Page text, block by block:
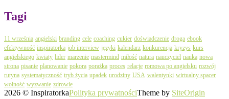
Tagi
11 września angielski branding cele coaching cukier doświadczenie droga ebook
efektywność inspiratorka job interview języki kalendarz konkurencja kryzys kurs
angielskiego kwiaty lider marzenie mastermind miłość natura nauczyciel nauka nowa
strona pisanie planowanie pokora porażka proces relacje romowa po angielsku rozwój
rutyna systematyczność tryb życia upadek urodziny USA walentynki wirtualny spacer
wolność wyzwanie zdrowie
2026 © InspiratorkaPolityka prywatnościTheme by SiteOrigin